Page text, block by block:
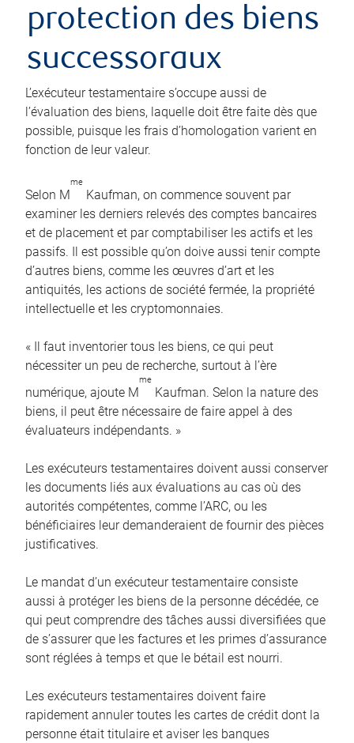
protection des biens
successoraux
L’exécuteur testamentaire s’occupe aussi de
l’évaluation des biens, laquelle doit être faite dès que
possible, puisque les frais d’homologation varient en
fonction de leur valeur.
Selon M
me
Kaufman, on commence souvent par
examiner les derniers relevés des comptes bancaires
et de placement et par comptabiliser les actifs et les
passifs. Il est possible qu’on doive aussi tenir compte
d’autres biens, comme les œuvres d’art et les
antiquités, les actions de société fermée, la propriété
intellectuelle et les cryptomonnaies.
« Il faut inventorier tous les biens, ce qui peut
nécessiter un peu de recherche, surtout à l’ère
numérique, ajoute M
me
Kaufman. Selon la nature des
biens, il peut être nécessaire de faire appel à des
évaluateurs indépendants. »
Les exécuteurs testamentaires doivent aussi conserver
les documents liés aux évaluations au cas où des
autorités compétentes, comme l’ARC, ou les
bénéficiaires leur demanderaient de fournir des pièces
justificatives.
Le mandat d’un exécuteur testamentaire consiste
aussi à protéger les biens de la personne décédée, ce
qui peut comprendre des tâches aussi diversifiées que
de s’assurer que les factures et les primes d’assurance
sont réglées à temps et que le bétail est nourri.
Les exécuteurs testamentaires doivent faire
rapidement annuler toutes les cartes de crédit dont la
personne était titulaire et aviser les banques